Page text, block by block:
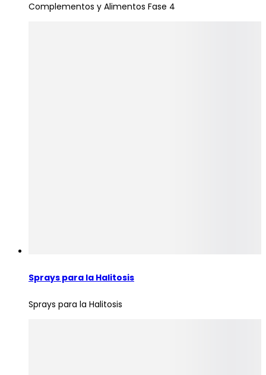
Complementos y Alimentos Fase 4
Sprays para la Halitosis
Sprays para la Halitosis